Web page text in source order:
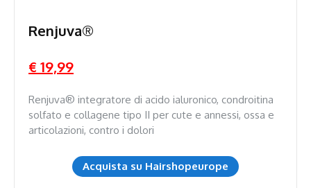
Renjuva®
€ 19,99
Renjuva® integratore di acido ialuronico, condroitina
solfato e collagene tipo II per cute e annessi, ossa e
articolazioni, contro i dolori
Acquista su Hairshopeurope